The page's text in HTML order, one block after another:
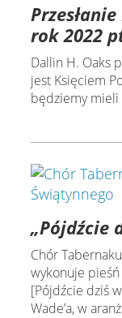
rok 2022
Dallin H. Oaks
jest Księciem
będziemy mieli
„Pójdźcie
Chór
wykonuje pieśń
[Pójdźcie dziś
Wade’a, w